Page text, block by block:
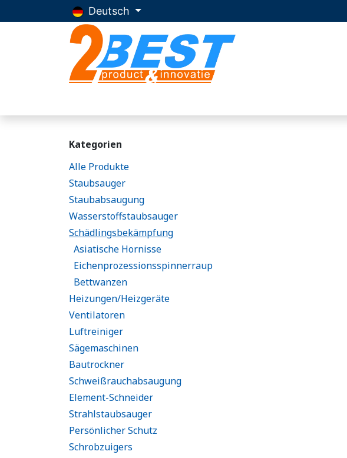
Zum Inhalt springen Deutsch
Kategorien
Alle Produkte
Staubsauger
Staubabsaugung
Wasserstoffstaubsauger
Schädlingsbekämpfung
Asiatische Hornisse
Eichenprozessionsspinnerraup
Bettwanzen
Heizungen/Heizgeräte
Ventilatoren
Luftreiniger
Sägemaschinen
Bautrockner
Schweißrauchabsaugung
Element-Schneider
Strahlstaubsauger
Persönlicher Schutz
Schrobzuigers